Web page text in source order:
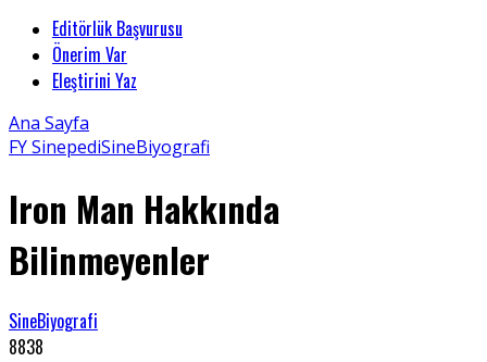
Editörlük Başvurusu
Önerim Var
Eleştirini Yaz
Ana Sayfa
FY SinepediSineBiyografi
Iron Man Hakkında
Bilinmeyenler
SineBiyografi
8838